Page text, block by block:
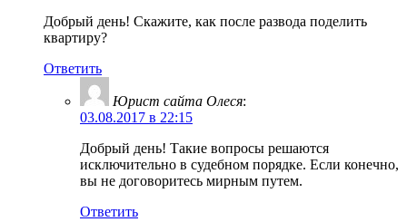
Добрый день! Скажите, как после развода поделить
квартиру?
Ответить
Юрист сайта Олеся:
03.08.2017 в 22:15
Добрый день! Такие вопросы решаются
исключительно в судебном порядке. Если конечно,
вы не договоритесь мирным путем.
Ответить